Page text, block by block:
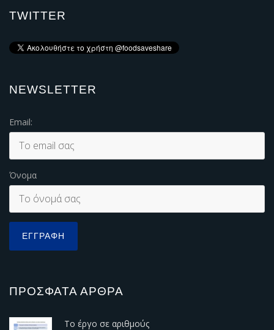
TWITTER
NEWSLETTER
Email:
Όνομα
ΠΡΌΣΦΑΤΑ ΆΡΘΡΑ
Το έργο σε αριθμούς